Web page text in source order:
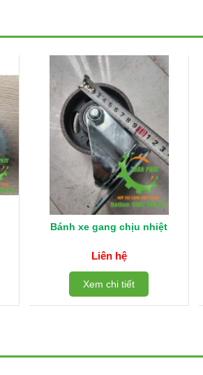
Bánh xe gang chịu nhiệt
Liên hệ
Xem chi tiết